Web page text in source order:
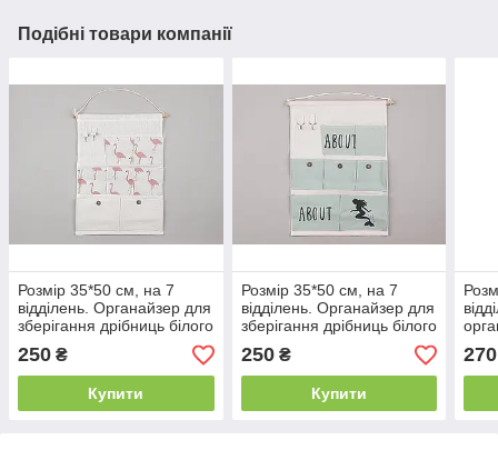
Подібні товари компанії
Розмір 35*50 см, на 7
відділень. Органайзер для
зберігання дрібниць білого
кольору
250 ₴
Купити
Розмір 35*50 см, на 7
відділень. Органайзер для
зберігання дрібниць білого
кольору
250₴
Купити
270